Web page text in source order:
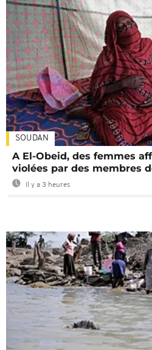
SOUDAN
A El-Obeid, des femmes
violées par des membres
Il y a 3 heures